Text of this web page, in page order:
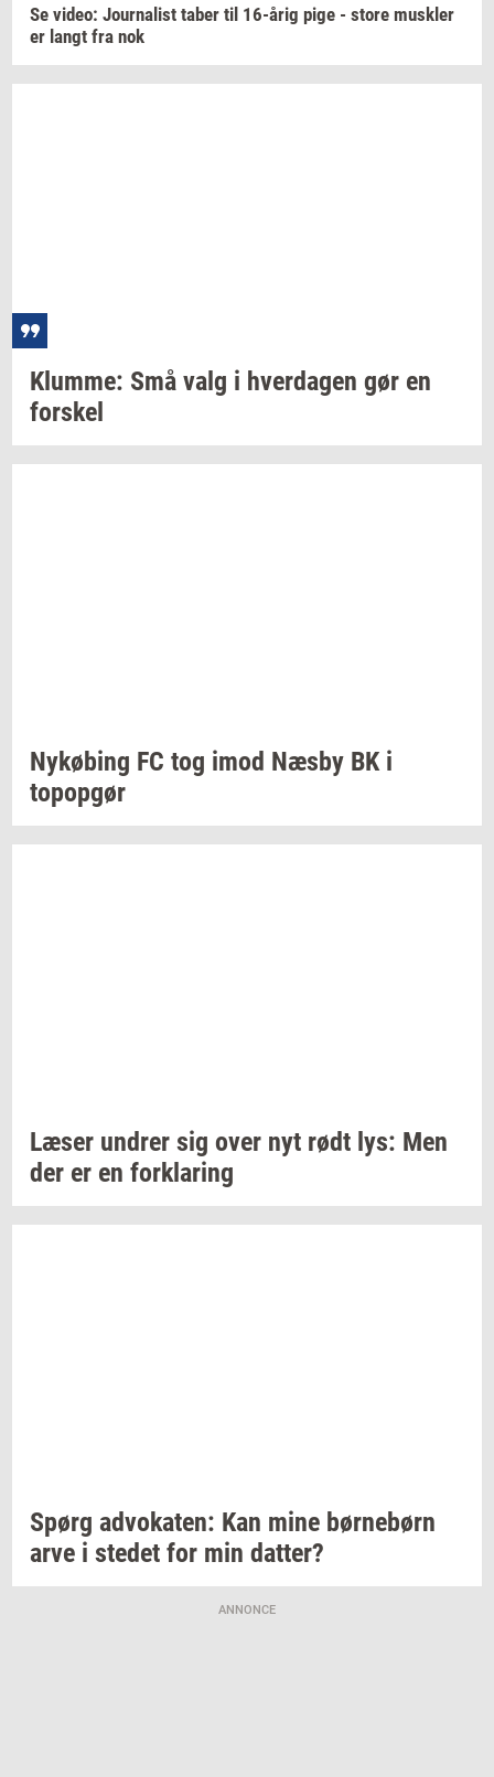
Se video: Jour­na­list taber til 16-årig pige - store mus­k­ler
er langt fra nok
Klum­me: Små valg i hver­da­gen gør en
for­skel
Ny­kø­bing FC tog imod Næsby BK i
topop­gør
Læser un­drer sig over nyt rødt lys: Men
der er en for­kla­ring
Spørg ad­vo­ka­ten: Kan mine bør­ne­børn
arve i ste­det for min dat­ter?
ANNONCE